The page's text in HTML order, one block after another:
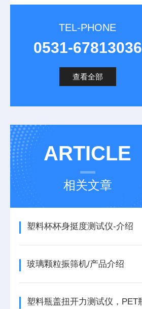
TEL-PHONE
0531-67813036
查看全部
ARTICLE
相关文章
塑料杯杯身挺度测试仪-介绍
玻璃颗粒振筛机/产品介绍